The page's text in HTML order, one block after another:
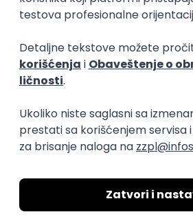
O nama
Uklonjeni profili
Za medije
Kontakt
Druželjubivi